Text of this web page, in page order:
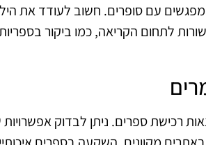
מפגשים עם סופרים. חשוב לעודד את
לתחום הקריאה, כמו ביקור
רכישת ספרים. ניתן לבדוק אפשרויות